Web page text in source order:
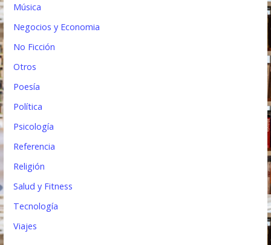
Música
Negocios y Economia
No Ficción
Otros
Poesía
Política
Psicología
Referencia
Religión
Salud y Fitness
Tecnología
Viajes